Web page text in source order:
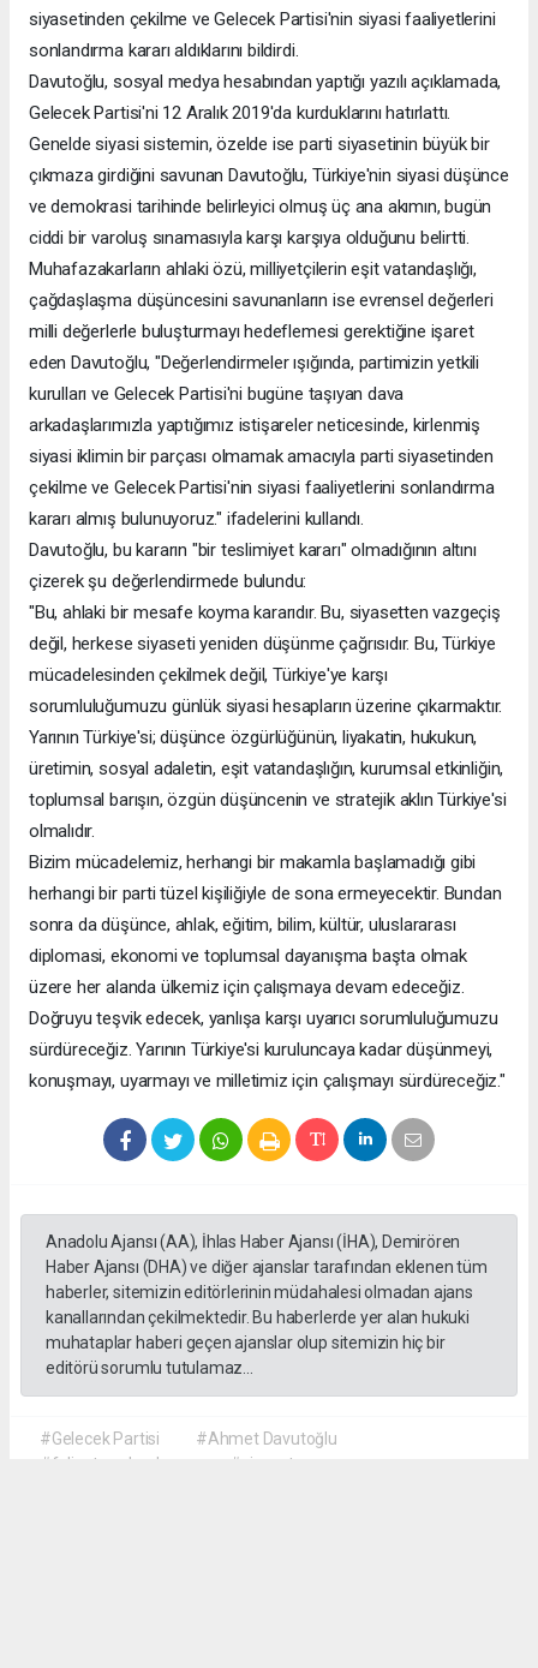
siyasetinden çekilme ve Gelecek Partisi'nin siyasi faaliyetlerini
sonlandırma kararı aldıklarını bildirdi.
Davutoğlu, sosyal medya hesabından yaptığı yazılı açıklamada,
Gelecek Partisi'ni 12 Aralık 2019'da kurduklarını hatırlattı.
Genelde siyasi sistemin, özelde ise parti siyasetinin büyük bir
çıkmaza girdiğini savunan Davutoğlu, Türkiye'nin siyasi düşünce
ve demokrasi tarihinde belirleyici olmuş üç ana akımın, bugün
ciddi bir varoluş sınamasıyla karşı karşıya olduğunu belirtti.
Muhafazakarların ahlaki özü, milliyetçilerin eşit vatandaşlığı,
çağdaşlaşma düşüncesini savunanların ise evrensel değerleri
milli değerlerle buluşturmayı hedeflemesi gerektiğine işaret
eden Davutoğlu, "Değerlendirmeler ışığında, partimizin yetkili
kurulları ve Gelecek Partisi'ni bugüne taşıyan dava
arkadaşlarımızla yaptığımız istişareler neticesinde, kirlenmiş
siyasi iklimin bir parçası olmamak amacıyla parti siyasetinden
çekilme ve Gelecek Partisi'nin siyasi faaliyetlerini sonlandırma
kararı almış bulunuyoruz." ifadelerini kullandı.
Davutoğlu, bu kararın "bir teslimiyet kararı" olmadığının altını
çizerek şu değerlendirmede bulundu:
"Bu, ahlaki bir mesafe koyma kararıdır. Bu, siyasetten vazgeçiş
değil, herkese siyaseti yeniden düşünme çağrısıdır. Bu, Türkiye
mücadelesinden çekilmek değil, Türkiye'ye karşı
sorumluluğumuzu günlük siyasi hesapların üzerine çıkarmaktır.
Yarının Türkiye'si; düşünce özgürlüğünün, liyakatin, hukukun,
üretimin, sosyal adaletin, eşit vatandaşlığın, kurumsal etkinliğin,
toplumsal barışın, özgün düşüncenin ve stratejik aklın Türkiye'si
olmalıdır.
Bizim mücadelemiz, herhangi bir makamla başlamadığı gibi
herhangi bir parti tüzel kişiliğiyle de sona ermeyecektir. Bundan
sonra da düşünce, ahlak, eğitim, bilim, kültür, uluslararası
diplomasi, ekonomi ve toplumsal dayanışma başta olmak
üzere her alanda ülkemiz için çalışmaya devam edeceğiz.
Doğruyu teşvik edecek, yanlışa karşı uyarıcı sorumluluğumuzu
sürdüreceğiz. Yarının Türkiye'si kuruluncaya kadar düşünmeyi,
konuşmayı, uyarmayı ve milletimiz için çalışmayı sürdüreceğiz."
Anadolu Ajansı (AA), İhlas Haber Ajansı (İHA), Demirören
Haber Ajansı (DHA) ve diğer ajanslar tarafından eklenen tüm
haberler, sitemizin editörlerinin müdahalesi olmadan ajans
kanallarından çekilmektedir. Bu haberlerde yer alan hukuki
muhataplar haberi geçen ajanslar olup sitemizin hiç bir
editörü sorumlu tutulamaz...
#Gelecek Partisi
#Ahmet Davutoğlu
#faliyet sonlandırma
#siyaset